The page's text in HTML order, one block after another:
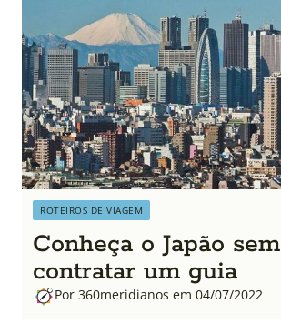
ROTEIROS DE VIAGEM
Conheça o Japão sem
contratar um guia
Por 360meridianos em 04/07/2022